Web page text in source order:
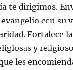
te dirigimos.
con su
Fortalece
y
les